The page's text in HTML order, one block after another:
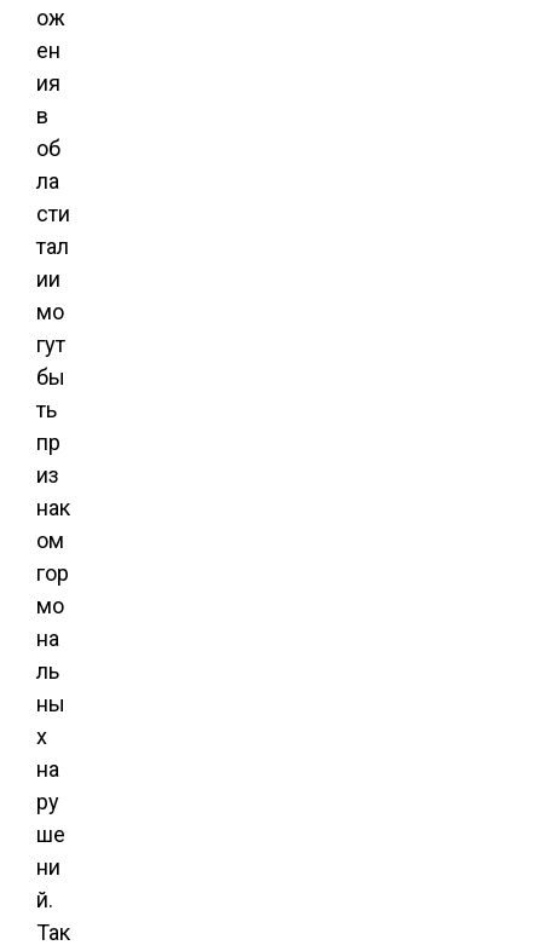
ож
ен
ия
в
об
ла
сти
тал
ии
мо
гут
бы
ть
пр
из
нак
ом
гор
мо
на
ль
ны
х
на
ру
ше
ни
й.
Так